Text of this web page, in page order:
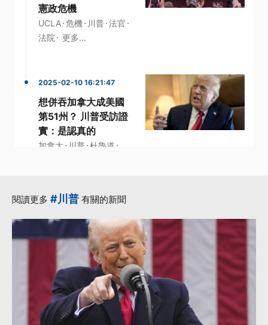
憲政危機
UCLA·危機 · 川普·法官 ·
法院 · 更多...
2025-02-10 16:21:47
想併吞加拿大成美國
第51州？ 川普受訪證
實：是認真的
加拿大 · 川普·杜魯道 ·
閱讀更多 #川普 有關的新聞